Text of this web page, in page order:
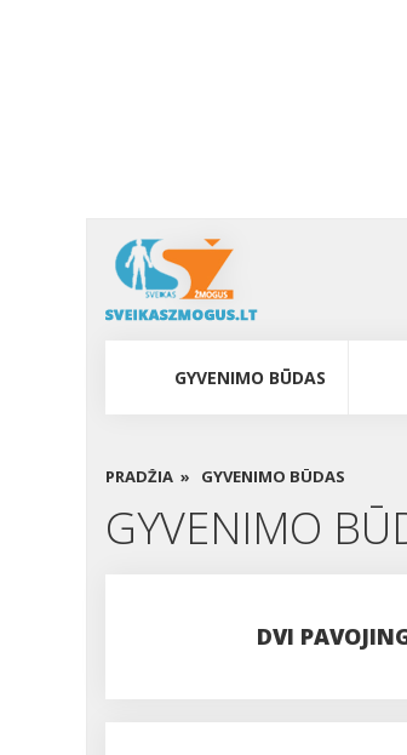
GYVENIMO BŪDAS
PRADŽIA » GYVENIMO BŪDAS
GYVENIMO
DVI